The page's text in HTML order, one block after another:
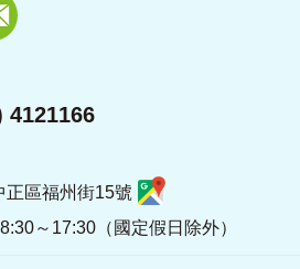
4121166
正區福州街15號
～17:30（國定假日除外）